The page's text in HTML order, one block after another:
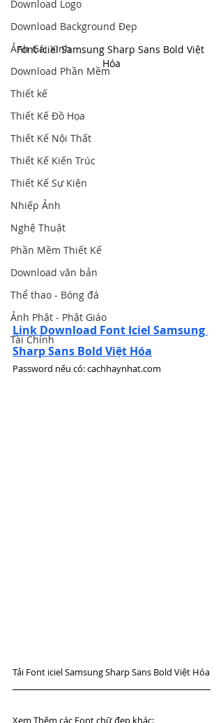
Download Logo
Download Background Đẹp
Ảnh Gái Xinh
Download Phần Mềm
Thiết kế
Thiết Kế Đồ Họa
Thiết Kế Nội Thất
Thiết Kế Kiến Trúc
Thiết Kế Sự Kiện
Nhiếp Ảnh
Nghệ Thuật
Phần Mềm Thiết Kế
Download văn bản
Thể thao - Bóng đá
Ảnh Phật - Phật Giáo
Tài Chính
Font Iciel Samsung Sharp Sans Bold Việt
Hóa
Link Download Font Iciel Samsung
Sharp Sans Bold Việt Hóa
Password nếu có: cachhaynhat.com
Tải Font iciel Samsung Sharp Sans Bold Việt Hóa
Xem Thêm các Font chữ đẹp khác: